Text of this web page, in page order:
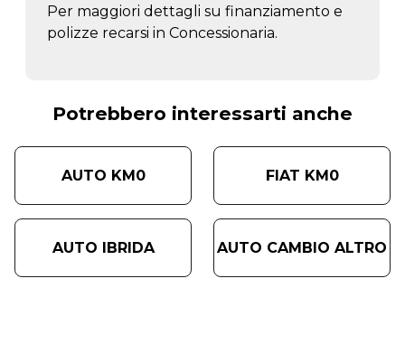
Per maggiori dettagli su finanziamento e
polizze recarsi in Concessionaria.
Potrebbero interessarti anche
AUTO KM0 FIAT KM0
AUTO IBRIDA AUTO CAMBIO ALTRO